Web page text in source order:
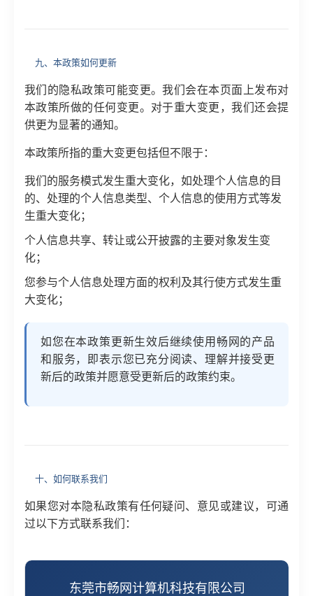
九、本政策如何更新
我们的隐私政策可能变更。我们会在本页面上发布对
本政策所做的任何变更。对于重大变更，我们还会提
供更为显著的通知。
本政策所指的重大变更包括但不限于：
我们的服务模式发生重大变化，如处理个人信息的目
的、处理的个人信息类型、个人信息的使用方式等发
生重大变化；
个人信息共享、转让或公开披露的主要对象发生变
化；
您参与个人信息处理方面的权利及其行使方式发生重
大变化；
如您在本政策更新生效后继续使用畅网的产品
和服务，即表示您已充分阅读、理解并接受更
新后的政策并愿意受更新后的政策约束。
十、如何联系我们
如果您对本隐私政策有任何疑问、意见或建议，可通
过以下方式联系我们：
东莞市畅网计算机科技有限公司